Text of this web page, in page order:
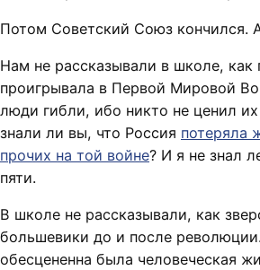
Потом Советский Союз кончился.
Нам не рассказывали в школе, как
проигрывала в Первой Мировой
люди гибли, ибо никто не ценил
знали ли вы, что Россия потеряла
прочих на той войне? И я не знал
пяти.
В школе не рассказывали, как
большевики до и после
обесцененна была человеческая